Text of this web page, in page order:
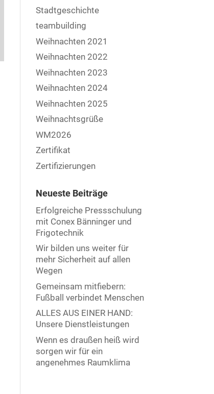
Stadtgeschichte
teambuilding
Weihnachten 2021
Weihnachten 2022
Weihnachten 2023
Weihnachten 2024
Weihnachten 2025
Weihnachtsgrüße
WM2026
Zertifikat
Zertifizierungen
Neueste Beiträge
Erfolgreiche Pressschulung
mit Conex Bänninger und
Frigotechnik
Wir bilden uns weiter für
mehr Sicherheit auf allen
Wegen
Gemeinsam mitfiebern:
Fußball verbindet Menschen
ALLES AUS EINER HAND:
Unsere Dienstleistungen
Wenn es draußen heiß wird
sorgen wir für ein
angenehmes Raumklima